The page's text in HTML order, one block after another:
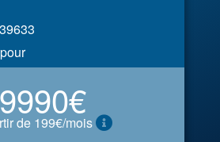
9990€
de 199€/mois